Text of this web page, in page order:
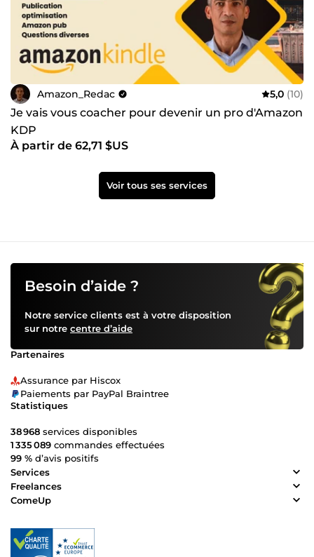
Amazon_Redac 5,0 (10)
Je vais vous coacher pour devenir un pro d'Amazon
KDP
À partir de 62,71 $US
Voir tous ses services
Besoin d’aide ?
Notre service clients est à votre disposition
sur notre centre d’aide
Partenaires
Assurance par Hiscox
Paiements par PayPal Braintree
Statistiques
38 968 services disponibles
1 335 089 commandes effectuées
99 % d’avis positifs
Services
Freelances
ComeUp